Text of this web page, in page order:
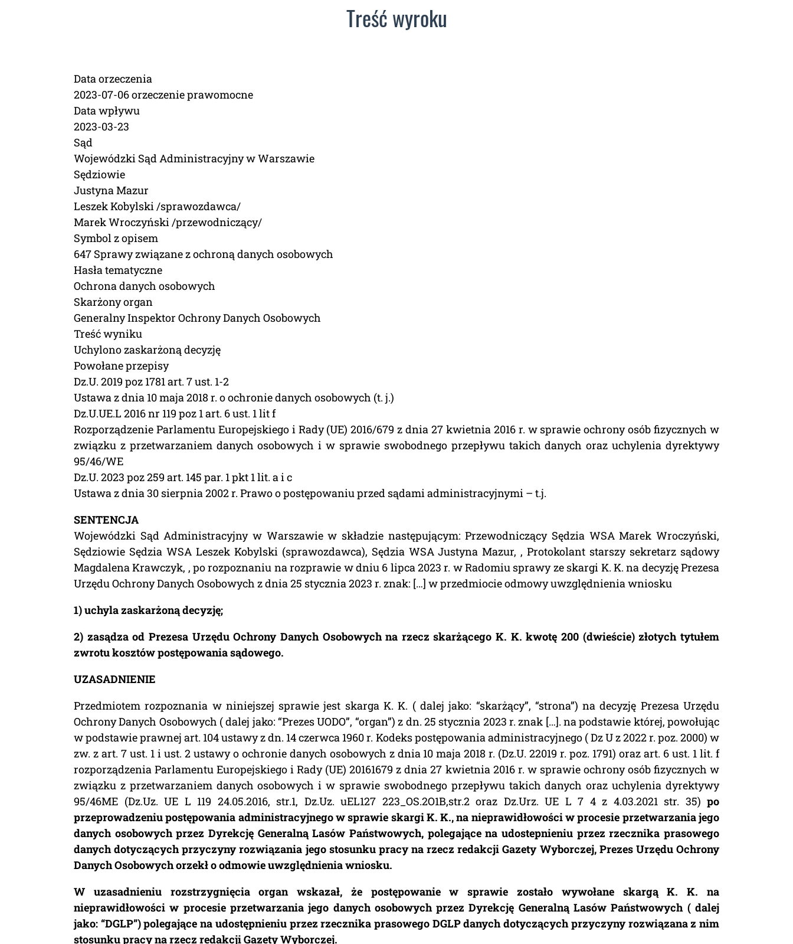
Treść wyroku
Data orzeczenia
2023-07-06 orzeczenie prawomocne
Data wpływu
2023-03-23
Sąd
Wojewódzki Sąd Administracyjny w Warszawie
Sędziowie
Justyna Mazur
Leszek Kobylski /sprawozdawca/
Marek Wroczyński /przewodniczący/
Symbol z opisem
647 Sprawy związane z ochroną danych osobowych
Hasła tematyczne
Ochrona danych osobowych
Skarżony organ
Generalny Inspektor Ochrony Danych Osobowych
Treść wyniku
Uchylono zaskarżoną decyzję
Powołane przepisy
Dz.U. 2019 poz 1781 art. 7 ust. 1-2
Ustawa z dnia 10 maja 2018 r. o ochronie danych osobowych (t. j.)
Dz.U.UE.L 2016 nr 119 poz 1 art. 6 ust. 1 lit f
Rozporządzenie Parlamentu Europejskiego i Rady (UE) 2016/679 z dnia 27 kwietnia 2016 r. w sprawie ochrony osób fizycznych w
związku z przetwarzaniem danych osobowych i w sprawie swobodnego przepływu takich danych oraz uchylenia dyrektywy
95/46/WE
Dz.U. 2023 poz 259 art. 145 par. 1 pkt 1 lit. a i c
Ustawa z dnia 30 sierpnia 2002 r. Prawo o postępowaniu przed sądami administracyjnymi – t.j.
SENTENCJA
Wojewódzki Sąd Administracyjny w Warszawie w składzie następującym: Przewodniczący Sędzia WSA Marek Wroczyński,
Sędziowie Sędzia WSA Leszek Kobylski (sprawozdawca), Sędzia WSA Justyna Mazur, , Protokolant starszy sekretarz sądowy
Magdalena Krawczyk, , po rozpoznaniu na rozprawie w dniu 6 lipca 2023 r. w Radomiu sprawy ze skargi K. K. na decyzję Prezesa
Urzędu Ochrony Danych Osobowych z dnia 25 stycznia 2023 r. znak: […] w przedmiocie odmowy uwzględnienia wniosku
1) uchyla zaskarżoną decyzję;
2) zasądza od Prezesa Urzędu Ochrony Danych Osobowych na rzecz skarżącego K. K. kwotę 200 (dwieście) złotych tytułem
zwrotu kosztów postępowania sądowego.
UZASADNIENIE
Przedmiotem rozpoznania w niniejszej sprawie jest skarga K. K. ( dalej jako: “skarżący”, “strona”) na decyzję Prezesa Urzędu
Ochrony Danych Osobowych ( dalej jako: “Prezes UODO”, “organ”) z dn. 25 stycznia 2023 r. znak […]. na podstawie której, powołując
w podstawie prawnej art. 104 ustawy z dn. 14 czerwca 1960 r. Kodeks postępowania administracyjnego ( Dz U z 2022 r. poz. 2000) w
zw. z art. 7 ust. 1 i ust. 2 ustawy o ochronie danych osobowych z dnia 10 maja 2018 r. (Dz.U. 22019 r. poz. 1791) oraz art. 6 ust. 1 lit. f
rozporządzenia Parlamentu Europejskiego i Rady (UE) 20161679 z dnia 27 kwietnia 2016 r. w sprawie ochrony osób fizycznych w
związku z przetwarzaniem danych osobowych i w sprawie swobodnego przepływu takich danych oraz uchylenia dyrektywy
95/46ME (Dz.Uz. UE L 119 24.05.2016, str.1, Dz.Uz. uEL127 223_OS.2O1B,str.2 oraz Dz.Urz. UE L 7 4 z 4.03.2021 str. 35) po
przeprowadzeniu postępowania administracyjnego w sprawie skargi K. K., na nieprawidłowości w procesie przetwarzania jego
danych osobowych przez Dyrekcję Generalną Lasów Państwowych, polegające na udostepnieniu przez rzecznika prasowego
danych dotyczących przyczyny rozwiązania jego stosunku pracy na rzecz redakcji Gazety Wyborczej, Prezes Urzędu Ochrony
Danych Osobowych orzekł o odmowie uwzględnienia wniosku.
W uzasadnieniu rozstrzygnięcia organ wskazał, że postępowanie w sprawie zostało wywołane skargą K. K. na
nieprawidłowości w procesie przetwarzania jego danych osobowych przez Dyrekcję Generalną Lasów Państwowych ( dalej
jako: “DGLP”) polegające na udostępnieniu przez rzecznika prasowego DGLP danych dotyczących przyczyny rozwiązana z nim
stosunku pracy na rzecz redakcji Gazety Wyborczej.